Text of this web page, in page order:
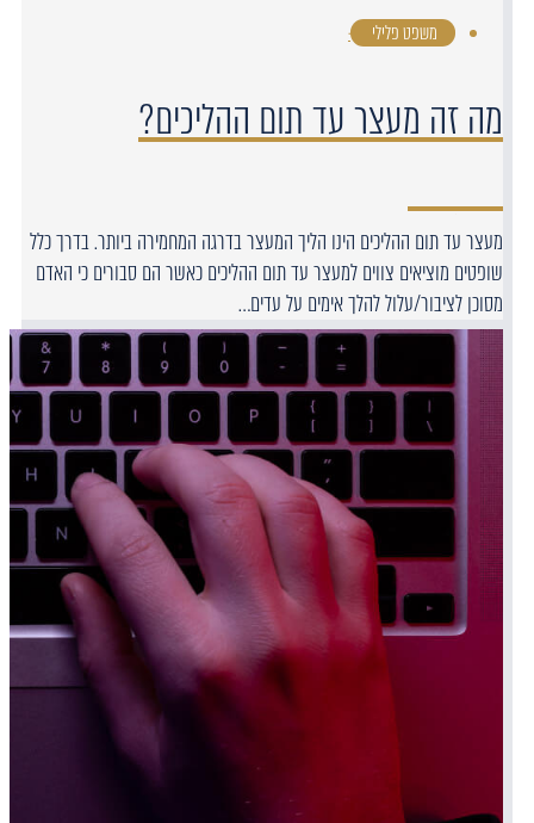
משפט פלילי ·
מה זה מעצר עד תום ההליכים?
מעצר עד תום ההליכים הינו הליך המעצר בדרגה המחמירה ביותר. בדרך כלל
שופטים מוציאים צווים למעצר עד תום ההליכים כאשר הם סבורים כי האדם
מסוכן לציבור/עלול להלך אימים על עדים…